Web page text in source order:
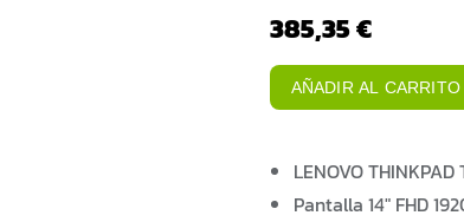
385,35 €
AÑADIR AL CARRITO
LENOVO THINKPAD
Pantalla 14" FHD